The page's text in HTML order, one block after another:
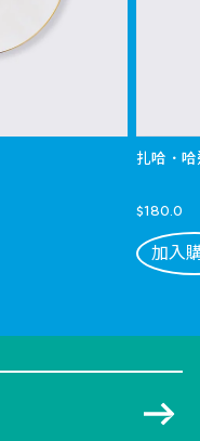
扎哈．
$180.0
加入